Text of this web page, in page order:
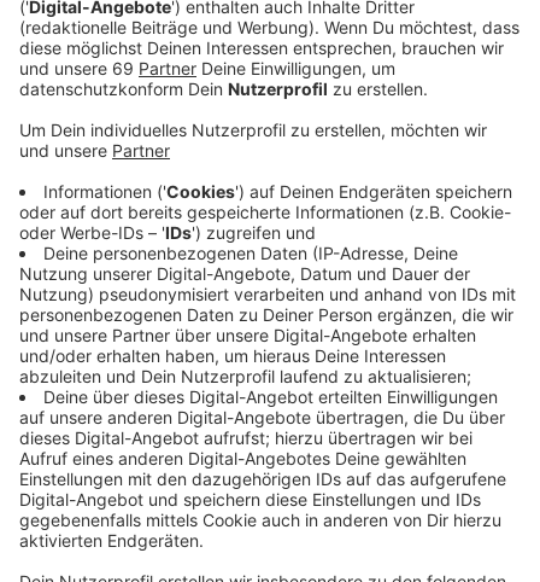
Anzeige
Alle großen Künstler:innen, die etwas auf sich halten,
süßer, wenn ein neuer Weihnachtssong nicht auch mal
aus der eigenen Region kommen würde? Sagen
wir...Wolbeck?
Anzeige
Elenor Kinderlieder - das sind Elenor und ihr Papa
Karsten aus Wolbeck. Ein Vater-Tochter-Gespann, das
Musik direkt hier aus Münster für Kinder und Eltern aus
der Region macht. Elenor ist acht Jahre alt und geht
auf die Grundschule Wolbeck Nord, Karsten ist
eigentlich Sonderpädagoge.